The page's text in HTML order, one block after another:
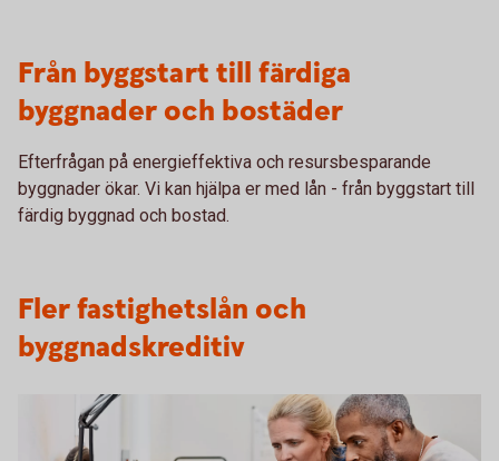
Från byggstart till färdiga
byggnader och bostäder
Efterfrågan på energieffektiva och resursbesparande
byggnader ökar. Vi kan hjälpa er med lån - från byggstart till
färdig byggnad och bostad.
Fler fastighetslån och
byggnadskreditiv